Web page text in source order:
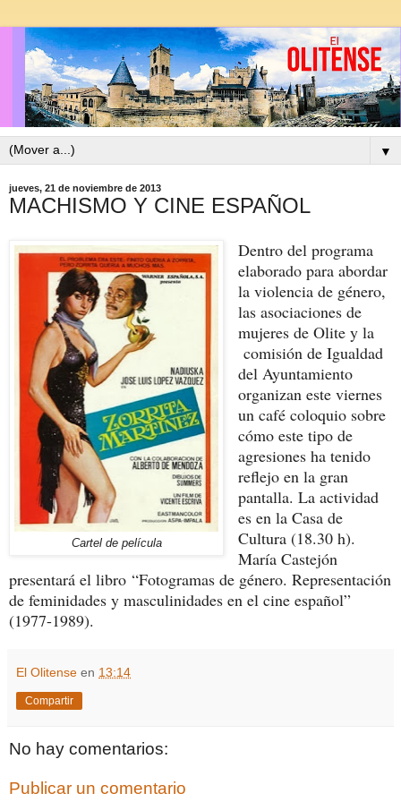
▼
jueves, 21 de noviembre de 2013
MACHISMO Y CINE ESPAÑOL
Cartel de película
Dentro del programa
elaborado para abordar
la violencia de género,
las asociaciones de
mujeres de Olite y la
comisión de Igualdad
del Ayuntamiento
organizan este viernes
un café coloquio sobre
cómo este tipo de
agresiones ha tenido
reflejo en la gran
pantalla. La actividad
es en la Casa de
Cultura (18.30 h).
María Castejón
presentará el libro “Fotogramas de género. Representación
de feminidades y masculinidades en el cine español”
(1977-1989).
El Olitense en 13:14
Compartir
No hay comentarios:
Publicar un comentario